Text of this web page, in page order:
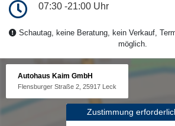
07:30 -21:00 Uhr
Schautag, keine Beratung, kein Verkauf,
möglich.
Autohaus Kaim GmbH
Flensburger Straße 2, 25917 Leck
Zustimmung